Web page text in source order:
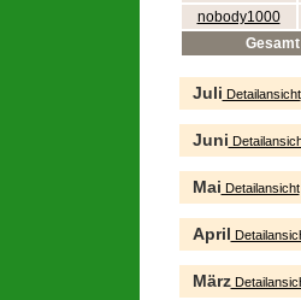
nobody1000
Gesamt
Juli Detailansicht
Juni
Mai Detailansicht
April
März